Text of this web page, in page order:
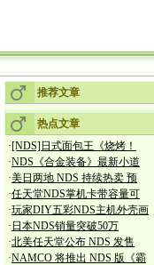
推荐文章
热点文章
·[NDS]日式面包王《烧烤！
·NDS《合金装备》最新小道
·美日两地 NDS 持续热卖 预
·任天堂NDS掌机卡带容量可
·玩家DIY五彩NDS主机外壳画
· 日本NDS销量突破50万
·北美任天堂公布 NDS 发售
·NAMCO 将推出 NDS 版《霸